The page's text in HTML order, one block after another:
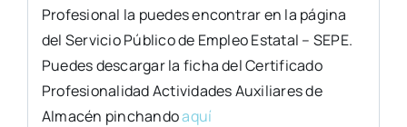
Profesional la puedes encontrar en la página
del Servicio Público de Empleo Estatal – SEPE.
Puedes descargar la ficha del Certificado
Profesionalidad Actividades Auxiliares de
Almacén pinchandoaquí